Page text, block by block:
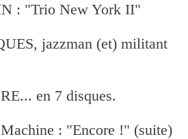
: "Trio New York II"
jazzman (et) militant
en 7 disques.
: "Encore !" (suite)